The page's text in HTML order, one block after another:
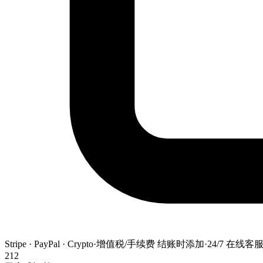
Stripe · PayPal · Crypto·增值税/手续费 结账时添加·24/7 在线客
212